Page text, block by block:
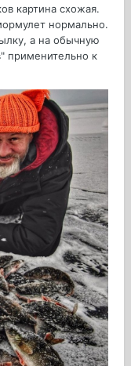
картина схожая.
нормально.
а на обычную
применительно к